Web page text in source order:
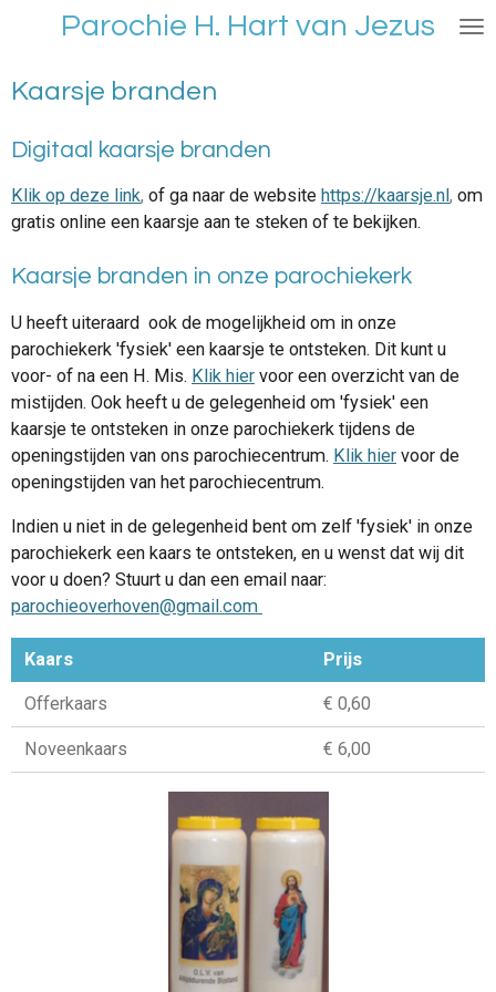
de
Parochie H. Hart van Jezus
Kaarsje branden
Digitaal kaarsje branden
Klik op deze link, of ga naar de website https://kaarsje.nl, om
gratis online een kaarsje aan te steken of te bekijken.
Kaarsje branden in onze parochiekerk
U heeft uiteraard ook de mogelijkheid om in onze
parochiekerk 'fysiek' een kaarsje te ontsteken. Dit kunt u
voor- of na een H. Mis. Klik hier voor een overzicht van de
mistijden. Ook heeft u de gelegenheid om 'fysiek' een
kaarsje te ontsteken in onze parochiekerk tijdens de
openingstijden van ons parochiecentrum. Klik hier voor de
openingstijden van het parochiecentrum.
Indien u niet in de gelegenheid bent om zelf 'fysiek' in onze
parochiekerk een kaars te ontsteken, en u wenst dat wij dit
voor u doen? Stuurt u dan een email naar:
parochieoverhoven@gmail.com
Kaars Prijs
Offerkaars € 0,60
Noveenkaars € 6,00